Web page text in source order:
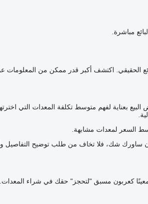
مباشرة.
الحقيقي. اكتشف أكبر قدر ممكن من
بعناية لفهم متوسط تكلفة المعدات التي
السعر لمعدات مشابهة.
إن ساورك شك، فلا تخاف من طلب توضيح
معينًا كعربون مسبق "لتحجز" حقك في شراء